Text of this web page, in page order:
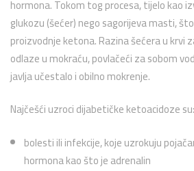
hormona. Tokom tog procesa, tijelo kao
glukozu (šećer) nego sagorijeva masti,
proizvodnje ketona. Razina šećera u krvi
odlaze u mokraću, povlačeći za sobom
javlja učestalo i obilno mokrenje.
Najčešći uzroci dijabetičke ketoacidoze su:
bolesti ili infekcije, koje uzrokuju
hormona kao što je adrenalin